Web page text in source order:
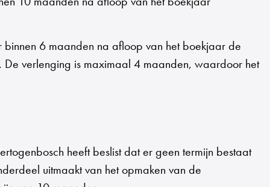
6 maanden na afloop van het boekjaar de
verlenging is maximaal 4 maanden, waardoor het
heeft beslist dat er geen termijn bestaat
uitmaakt van het opmaken van de